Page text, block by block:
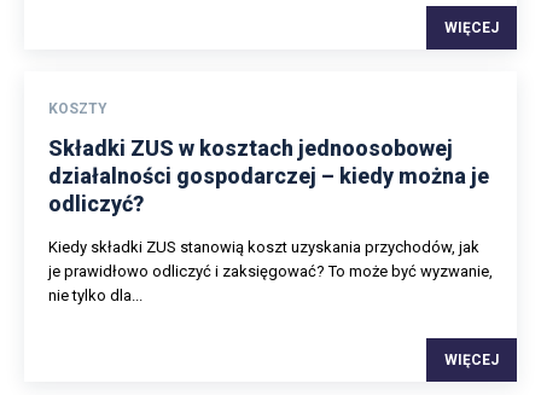
WIĘCEJ
KOSZTY
Składki ZUS w kosztach jednoosobowej
działalności gospodarczej – kiedy można je
odliczyć?
Kiedy składki ZUS stanowią koszt uzyskania przychodów, jak
je prawidłowo odliczyć i zaksięgować? To może być wyzwanie,
nie tylko dla...
WIĘCEJ